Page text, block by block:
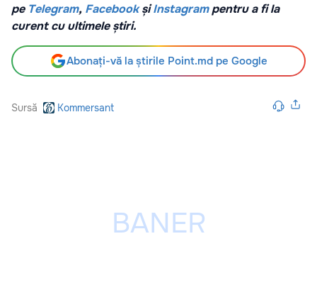
pe Telegram, FacebookșiInstagrampentru a fi la
curent cu ultimele știri.
Abonați-vă la știrile Point.md pe Google
Sursă Kommersant